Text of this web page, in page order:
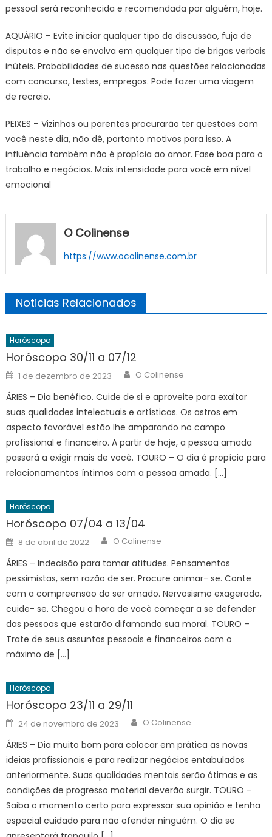
pessoal será reconhecida e recomendada por alguém, hoje.
AQUÁRIO – Evite iniciar qualquer tipo de discussão, fuja de
disputas e não se envolva em qualquer tipo de brigas verbais
inúteis. Probabilidades de sucesso nas questões relacionadas
com concurso, testes, empregos. Pode fazer uma viagem
de recreio.
PEIXES – Vizinhos ou parentes procurarão ter questões com
você neste dia, não dê, portanto motivos para isso. A
influência também não é propícia ao amor. Fase boa para o
trabalho e negócios. Mais intensidade para você em nível
emocional
O Colinense
https://www.ocolinense.com.br
Noticias Relacionados
Horóscopo
Horóscopo 30/11 a 07/12
Posted
on
1 de dezembro de 2023 Author
O Colinense
ÁRIES – Dia benéfico. Cuide de si e aproveite para exaltar
suas qualidades intelectuais e artísticas. Os astros em
aspecto favorável estão lhe amparando no campo
profissional e financeiro. A partir de hoje, a pessoa amada
passará a exigir mais de você. TOURO – O dia é propício para
relacionamentos íntimos com a pessoa amada. […]
Horóscopo
Horóscopo 07/04 a 13/04
Posted
on
8 de abril de 2022 Author
O Colinense
ÁRIES – Indecisão para tomar atitudes. Pensamentos
pessimistas, sem razão de ser. Procure animar- se. Conte
com a compreensão do ser amado. Nervosismo exagerado,
cuide- se. Chegou a hora de você começar a se defender
das pessoas que estarão difamando sua moral. TOURO –
Trate de seus assuntos pessoais e financeiros com o
máximo de […]
Horóscopo
Horóscopo 23/11 a 29/11
Posted
on
24 de novembro de 2023 Author
O Colinense
ÁRIES – Dia muito bom para colocar em prática as novas
ideias profissionais e para realizar negócios entabulados
anteriormente. Suas qualidades mentais serão ótimas e as
condições de progresso material deverão surgir. TOURO –
Saiba o momento certo para expressar sua opinião e tenha
especial cuidado para não ofender ninguém. O dia se